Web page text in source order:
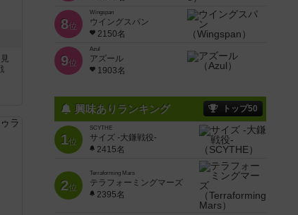
8位
Wingspan
ウイングスパン
2150名
9位
Azul
アズール
1903名
興味ありランキング トップ50
1位
SCYTHE
サイズ -大鎌戦役-
2415名
2位
Terraforming Mars
テラフォーミングマーズ
2395名